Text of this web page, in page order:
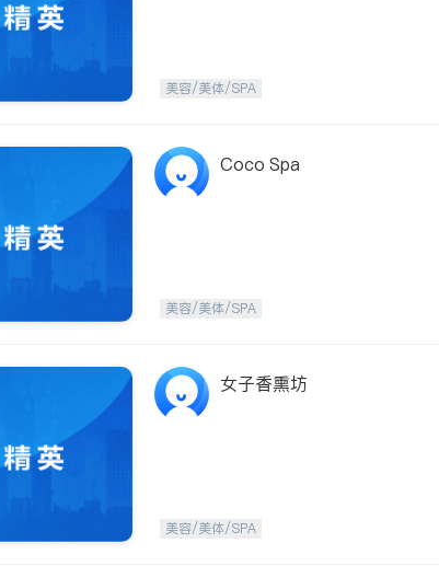
美容/美体/SPA
Coco Spa
美容/美体/SPA
女子香熏坊
美容/美体/SPA